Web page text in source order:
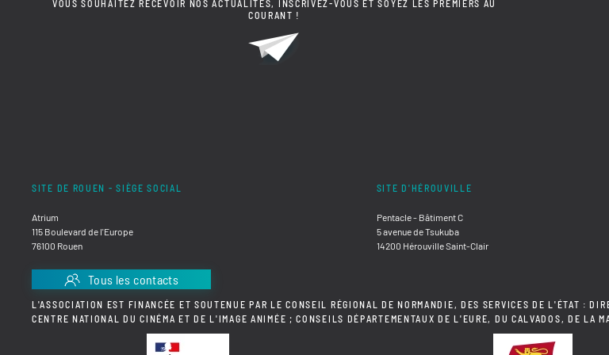
VOUS SOUHAITEZ RECEVOIR NOS ACTUALITÉS, INSCRIVEZ-VOUS ET SOYEZ LES PREMIERS AU
COURANT !
SITE DE ROUEN - SIÈGE SOCIAL
Atrium
115 Boulevard de l'Europe
76100 Rouen
Tous les contacts
SITE D'HÉROUVILLE
Pentacle - Bâtiment C
5 avenue de Tsukuba
14200 Hérouville Saint-Clair
L'ASSOCIATION EST FINANCÉE ET SOUTENUE PAR LE CONSEIL RÉGIONAL DE NORMANDIE, DES SERVICES DE L'ÉTAT :
CENTRE NATIONAL DU CINÉMA ET DE L'IMAGE ANIMÉE ; CONSEILS DÉPARTEMENTAUX DE L'EURE, DU CALVADOS, DE LA